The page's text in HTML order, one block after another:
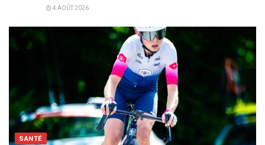
4 AOÛT 2026
SANTÉ